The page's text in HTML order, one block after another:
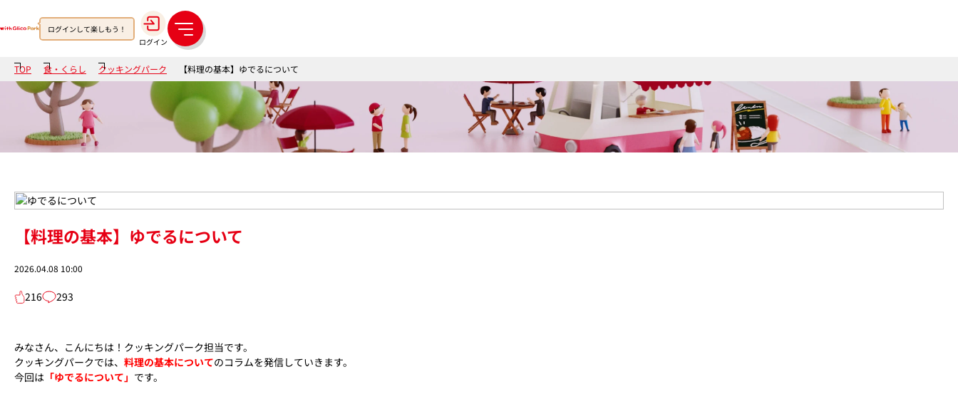
ログインして楽しもう！
ログイン
メ
ニ
ュ
ー
TOP 食・くらし クッキングパーク 【料理の基本】ゆでるについて
【料理の基本】ゆでるについて
2026.04.08 10:00
216 293
みなさん、こんにちは！クッキングパーク担当です。
クッキングパークでは、 料理の基本についてのコラムを発信していきます。
今回は 「ゆでるについて」 です。